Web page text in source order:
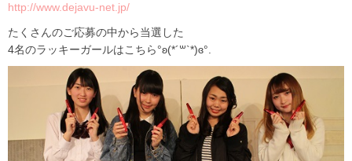
http://www.dejavu-net.jp/
たくさんのご応募の中から当選した
4名のラッキーガールはこちら°ʚ(*´꒳`*)ɞ°.